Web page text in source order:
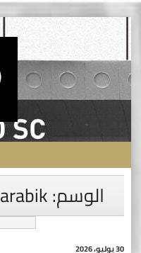
content
الوسم:arabik
30 يوليو، 2026